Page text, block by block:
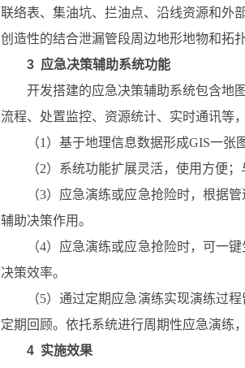
联络表、集油坑、拦油点、沿线资源和外
创造性的结合泄漏管段周边地形地物和拓
3 应急决策辅助系统功能
开发搭建的应急决策辅助系统包含地
流程、处置监控、资源统计、实时通讯等
（1）基于地理信息数据形成GIS一
（2）系统功能扩展灵活，使用方便
（3）应急演练或应急抢险时，根据
辅助决策作用。
（4）应急演练或应急抢险时，可一
决策效率。
（5）通过定期应急演练实现演练过
定期回顾。依托系统进行周期性应急演练
4 实施效果